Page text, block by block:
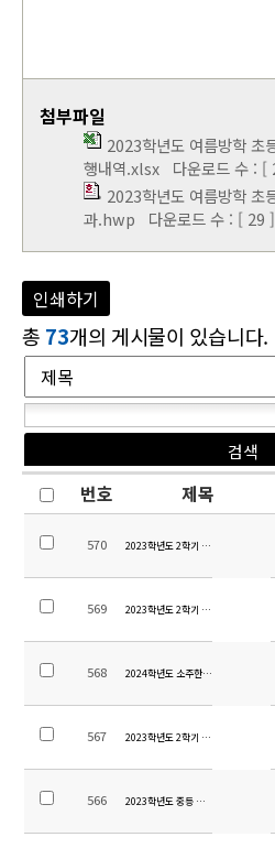
첨부파일
2023학년도 여름방학 초
행내역.xlsx 다운로드 수 : [
2023학년도 여름방학 초
과.hwp 다운로드 수 : [ 29 ]
인쇄하기
총 73개의 게시물이 있습니다.
번호 제목
570 2023학년도 2학기 초등 방과후학교
569 2023학년도 2학기 방과후학교 만족
568 2024학년도 소주한국학교 학교급식 위
567 2023학년도 2학기 중고등 방과후학교
566 2023학년도 중등 겨울방학 방과후학